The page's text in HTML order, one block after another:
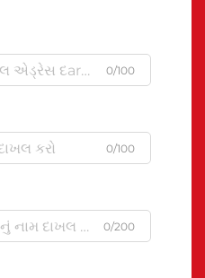
0/100
0/100
0/200